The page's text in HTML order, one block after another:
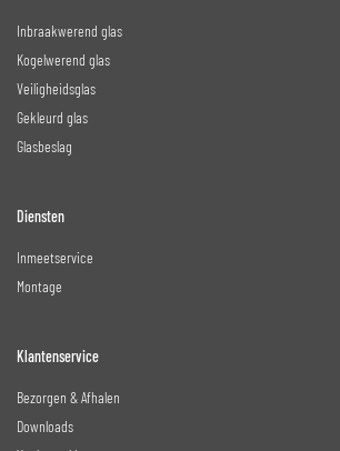
Inbraakwerend glas
Kogelwerend glas
Veiligheidsglas
Gekleurd glas
Glasbeslag
Diensten
Inmeetservice
Montage
Klantenservice
Bezorgen & Afhalen
Downloads